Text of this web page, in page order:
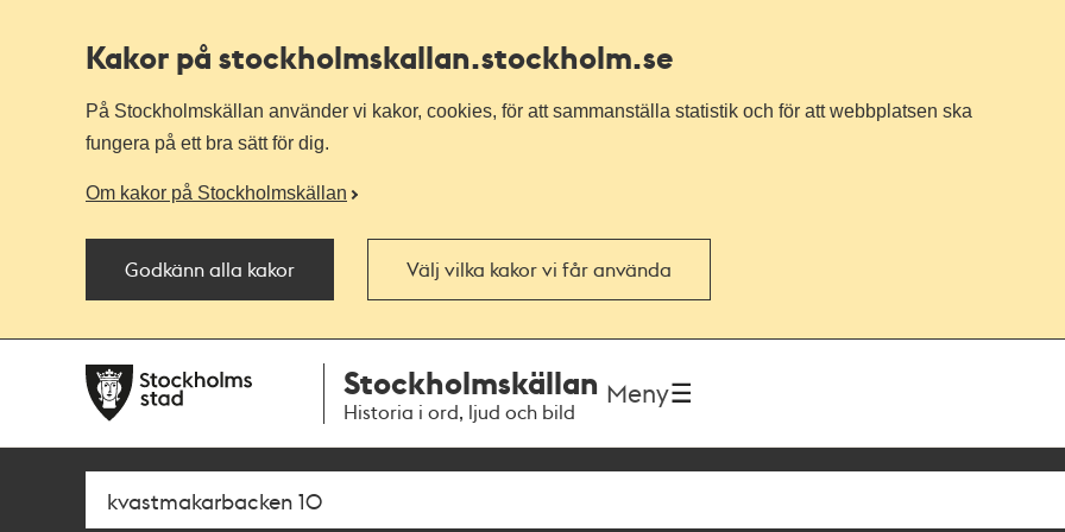
Kakor på stockholmskallan.stockholm.se
På Stockholmskällan använder vi kakor, cookies, för att sammanställa statistik och för att webbplatsen ska
fungera på ett bra sätt för dig.
Om kakor på Stockholmskällan
Godkänn alla kakor Välj vilka kakor vi får använda
navigationen
huvudinnehållet
Stockholmskällan
Historia i ord, ljud och bild
Meny
Sök